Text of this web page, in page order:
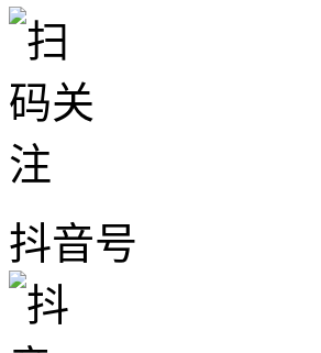
抖音号